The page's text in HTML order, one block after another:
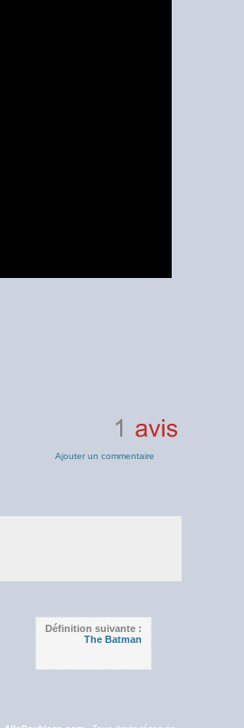
Ajouter un commentaire
Définition suivante :
The Batman